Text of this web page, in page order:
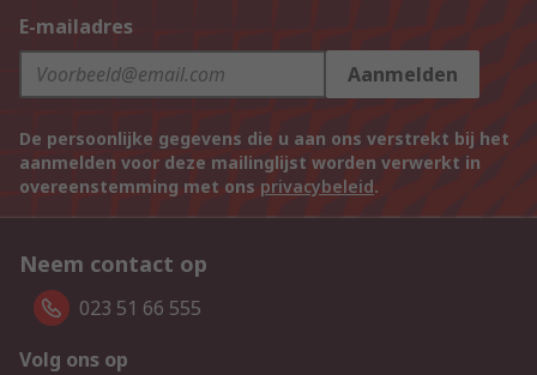
E-mailadres
Aanmelden
De persoonlijke gegevens die u aan ons verstrekt bij het
aanmelden voor deze mailinglijst worden verwerkt in
overeenstemming met ons privacybeleid.
Neem contact op
023 51 66 555
Volg ons op